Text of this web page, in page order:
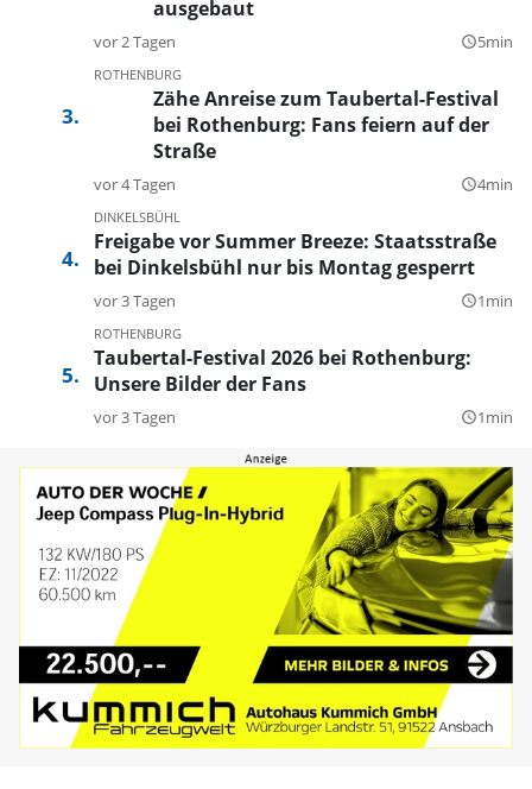
ausgebaut
vor 2 Tagen query_builder5min
ROTHENBURG
Zähe Anreise zum Taubertal-Festival
bei Rothenburg: Fans feiern auf der
Straße
vor 4 Tagen query_builder4min
DINKELSBÜHL
Freigabe vor Summer Breeze: Staatsstraße
bei Dinkelsbühl nur bis Montag gesperrt
vor 3 Tagen query_builder1min
ROTHENBURG
Taubertal-Festival 2026 bei Rothenburg:
Unsere Bilder der Fans
vor 3 Tagen query_builder1min